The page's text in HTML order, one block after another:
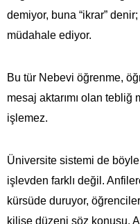
demiyor, buna “ikrar”
müdahale ediyor.
Bu tür Nebevi öğrenme,
mesaj aktarımı olan tebliğ
işlemez.
Üniversite sistemi de
işlevden farklı değil.
kürsüde duruyor,
kilise düzeni söz konusu.